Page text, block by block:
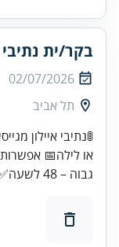
בקר/ית נתיבי
02/07/2026
תל אביב
🚦נתיבי איילון
גבוה – 48 לשעה✅ תוספות אש"ל ונסיעות מוגברו...